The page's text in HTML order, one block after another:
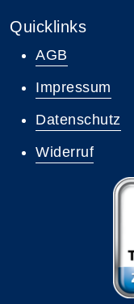
Quicklinks
AGB
Impressum
Datenschutz
Widerruf